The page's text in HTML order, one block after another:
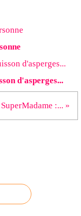
d'asperges...
:... »